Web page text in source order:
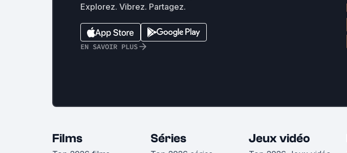
Explorez. Vibrez. Partagez.
EN SAVOIR PLUS
Films Séries Jeux vidéo